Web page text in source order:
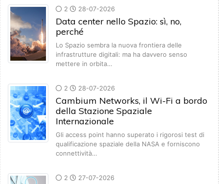
2 28-07-2026
Data center nello Spazio: sì, no,
perché
Lo Spazio sembra la nuova frontiera delle
infrastrutture digitali: ma ha davvero senso
mettere in orbita…
2 28-07-2026
Cambium Networks, il Wi-Fi a bordo
della Stazione Spaziale
Internazionale
Gli access point hanno superato i rigorosi test di
qualificazione spaziale della NASA e forniscono
connettività…
2 27-07-2026